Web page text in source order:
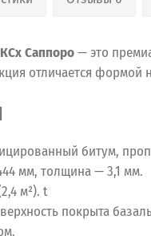
Саппоро— это
отличается
битум,
мм, толщина — 3,1 мм.
м²). t
покрыта